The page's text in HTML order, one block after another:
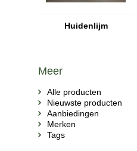
Huidenlijm
Meer
Alle producten
Nieuwste producten
Aanbiedingen
Merken
Tags